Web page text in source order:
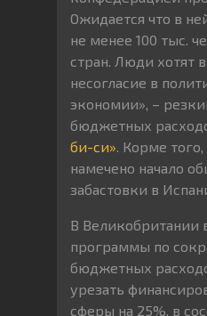
Ожидается что в
не менее 100 тыс.
стран. Люди хотят
несогласие в
экономии», –
бюджетных
би-си». Корме того,
намечено начало
забастовки в
В Великобритании
программы по
бюджетных
урезать
сферы на 25%, в